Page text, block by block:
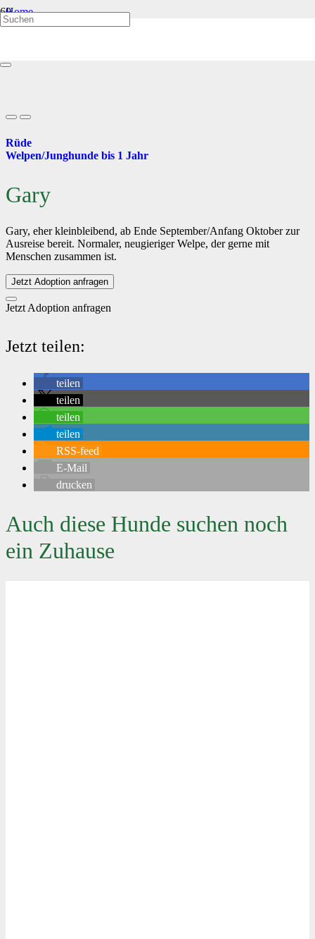
Home
Welpen/Junghunde bis 1 Jahr
Rüde
Welpen/Junghunde bis 1 Jahr
Gary
Gary, eher kleinbleibend, ab Ende September/Anfang Oktober zur
Ausreise bereit. Normaler, neugieriger Welpe, der gerne mit
Menschen zusammen ist.
Jetzt Adoption anfragen
Jetzt Adoption anfragen
Jetzt teilen:
teilen
teilen
teilen
teilen
RSS-feed
E-Mail
drucken
Auch diese Hunde suchen noch
ein Zuhause